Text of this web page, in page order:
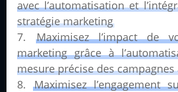
avec l’automatisation et
stratégie marketing
Maximisez l’impact de
marketing grâce à
mesure précise des campagnes
Maximisez l’engagement